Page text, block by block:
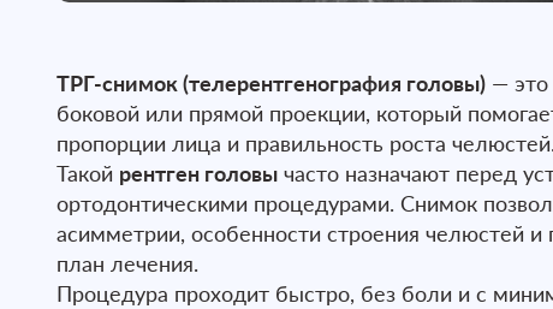
ТРГ-снимок (телерентгенография головы)— это
боковой или прямой проекции, который
пропорции лица и правильность роста челюстей.
Такой рентген головычасто назначают перед
ортодонтическими процедурами. Снимок
асимметрии, особенности строения челюстей и
план лечения.
Процедура проходит быстро, без боли и с